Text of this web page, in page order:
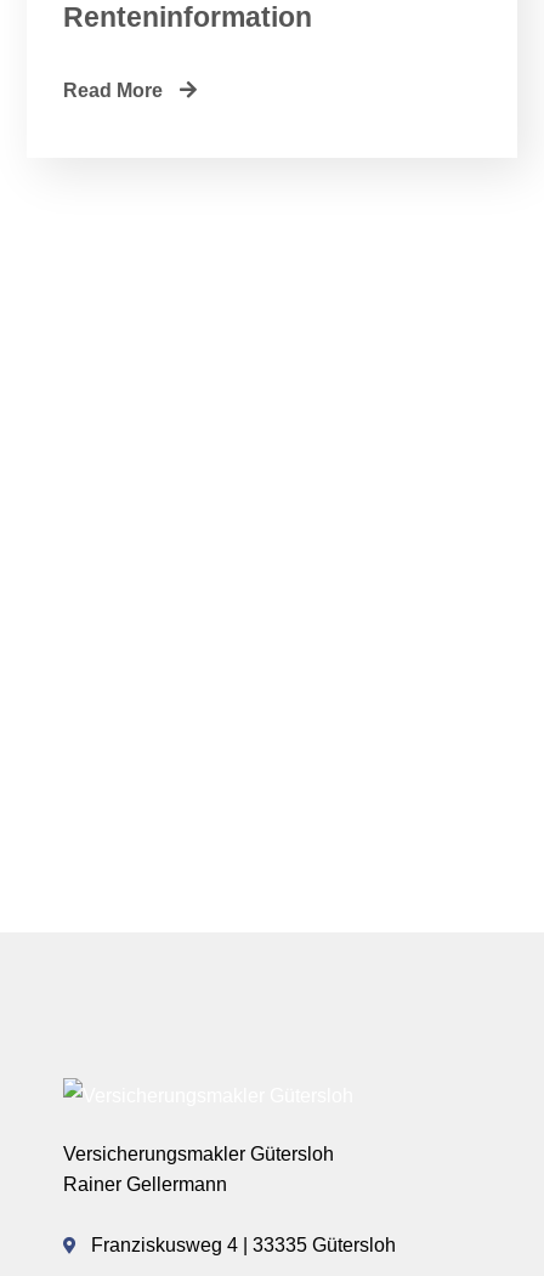
Renteninformation
Read More
Versicherungsmakler Gütersloh
Rainer Gellermann
Franziskusweg 4 | 33335 Gütersloh